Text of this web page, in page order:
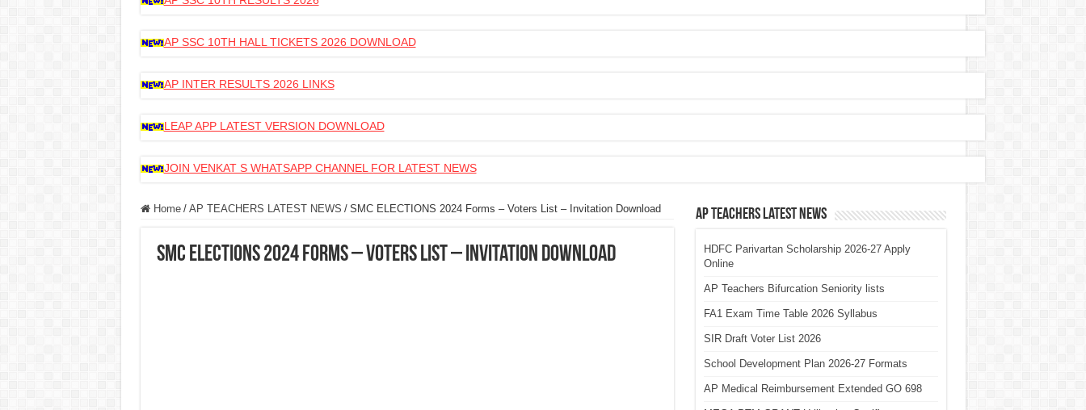
AP SSC 10TH HALL TICKETS 2026 DOWNLOAD
AP INTER RESULTS 2026 LINKS
LEAP APP LATEST VERSION DOWNLOAD
JOIN VENKAT S WHATSAPP CHANNEL FOR LATEST NEWS
Home / AP TEACHERS LATEST NEWS / SMC ELECTIONS 2024 Forms – Voters List – Invitation Download
SMC ELECTIONS 2024 Forms – Voters List – Invitation Download
AP Teachers Latest News
HDFC Parivartan Scholarship 2026-27 Apply
Online
AP Teachers Bifurcation Seniority lists
FA1 Exam Time Table 2026 Syllabus
SIR Draft Voter List 2026
School Development Plan 2026-27 Formats
AP Medical Reimbursement Extended GO 698